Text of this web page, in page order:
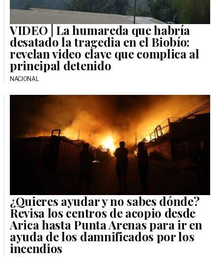
VIDEO | La humareda que habría
desatado la tragedia en el Biobío:
revelan video clave que complica al
principal detenido
NACIONAL
¿Quieres ayudar y no sabes dónde?
Revisa los centros de acopio desde
Arica hasta Punta Arenas para ir en
ayuda de los damnificados por los
incendios